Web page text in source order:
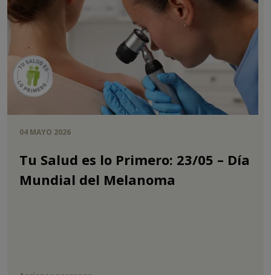
04 MAYO 2026
Tu Salud es lo Primero: 23/05 – Día
Mundial del Melanoma